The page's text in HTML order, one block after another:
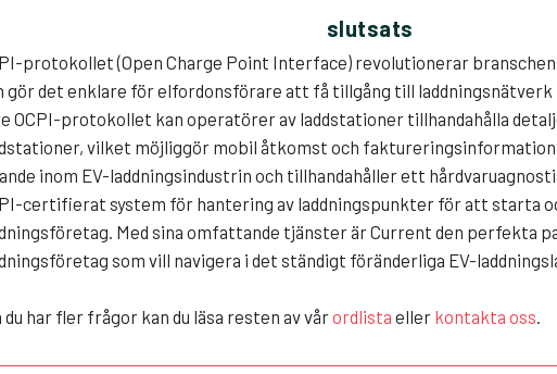
slutsats
protokollet (Open Charge Point Interface) revolutionerar
gör det enklare för elfordonsförare att få tillgång till laddningsnätverk
OCPI-protokollet kan operatörer av laddstationer tillhandahålla
vilket möjliggör mobil åtkomst och
inom EV-laddningsindustrin och tillhandahåller ett
certifierat system för hantering av laddningspunkter för att starta
Med sina omfattande tjänster är Current den perfekta
som vill navigera i det ständigt föränderliga EV-
du har fler frågor kan du läsa resten av vårordlista eller kontakta oss